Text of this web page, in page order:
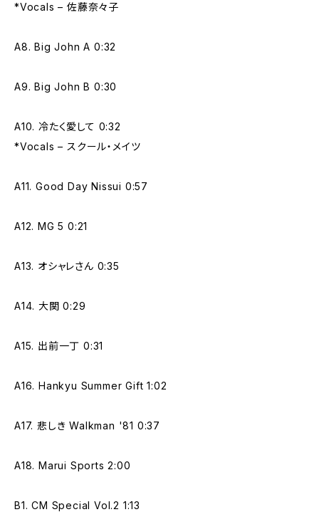
*Vocals – 佐藤奈々子
A8. Big John A 0:32
A9. Big John B 0:30
A10. 冷たく愛して 0:32
*Vocals – スクール・メイツ
A11. Good Day Nissui 0:57
A12. MG 5 0:21
A13. オシャレさん 0:35
A14. 大関 0:29
A15. 出前一丁 0:31
A16. Hankyu Summer Gift 1:02
A17. 悲しき Walkman '81 0:37
A18. Marui Sports 2:00
B1. CM Special Vol.2 1:13